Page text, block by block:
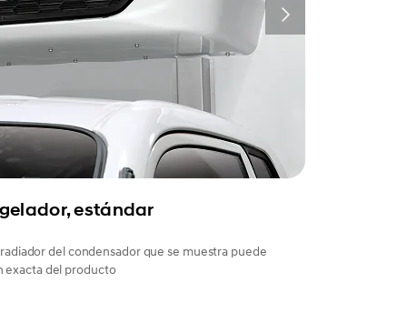
estándar
del condensador que se muestra puede
exacta del producto